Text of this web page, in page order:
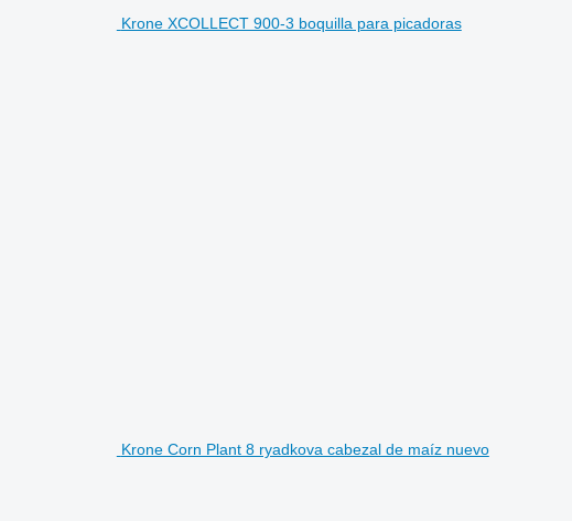
Krone XCOLLECT 900-3 boquilla para picadoras
Krone Corn Plant 8 ryadkova cabezal de maíz nuevo